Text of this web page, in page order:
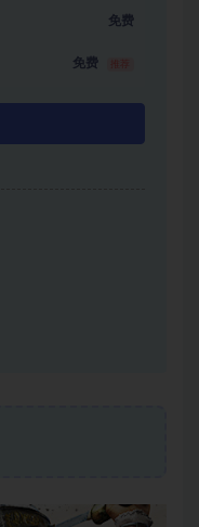
免费
免费